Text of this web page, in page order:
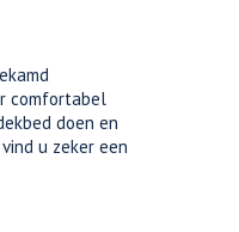
comfortabel
doen en
u zeker een